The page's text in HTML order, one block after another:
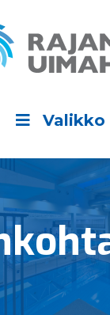
Valikko